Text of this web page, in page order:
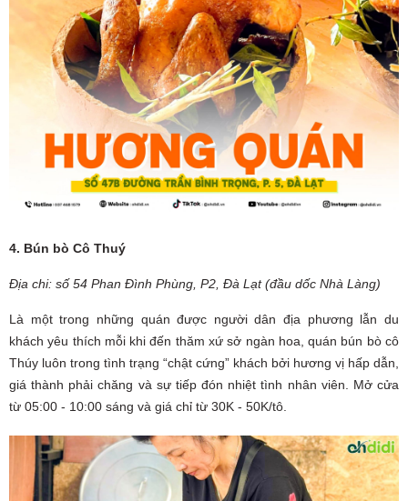
4. Bún bò Cô Thuý
Địa chi: số 54 Phan Đình Phùng, P2, Đà Lạt (đầu dốc Nhà Làng)
Là một trong những quán được người dân địa phương lẫn du
khách yêu thích mỗi khi đến thăm xứ sở ngàn hoa, quán bún bò cô
Thúy luôn trong tình trạng “chật cứng” khách bởi hương vị hấp dẫn,
giá thành phải chăng và sự tiếp đón nhiệt tình nhân viên. Mở cửa
từ 05:00 - 10:00 sáng và giá chỉ từ 30K - 50K/tô.